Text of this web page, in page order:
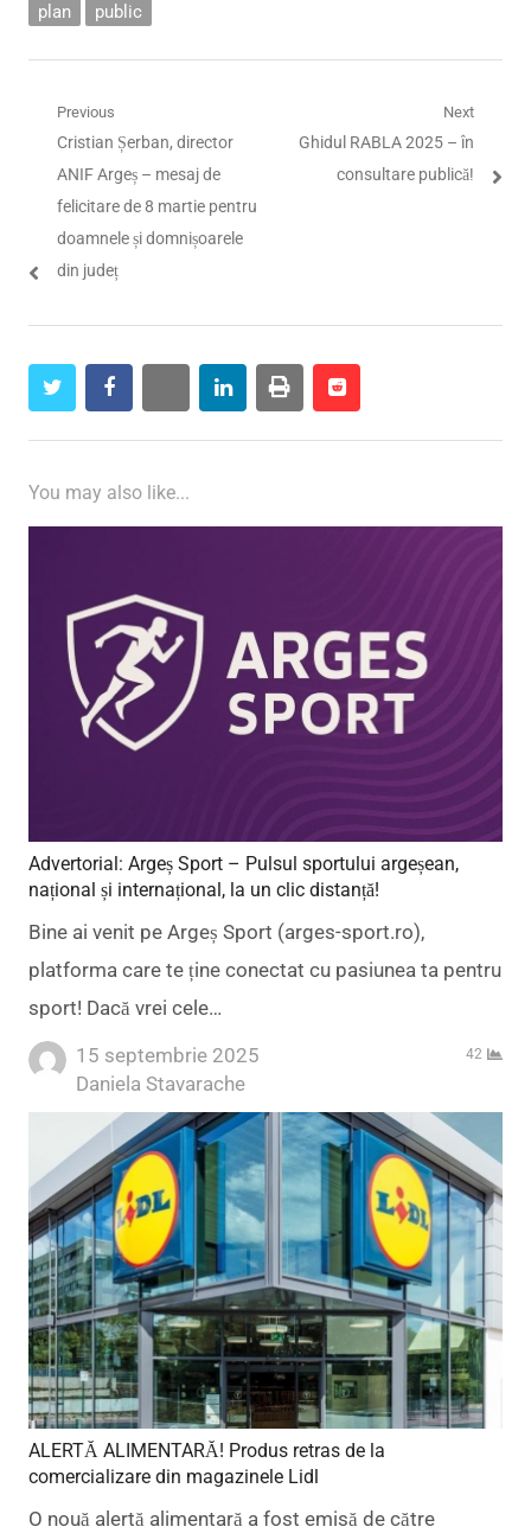
plan public
Navigare
articole
Previous
Previous
post:
Cristian Șerban, director
ANIF Argeș – mesaj de
felicitare de 8 martie pentru
doamnele și domnișoarele
din județ
Next
Next
post:
Ghidul RABLA 2025 – în
consultare publică!
twitterfacebookwhatsapplinkedinprint reddit
reddit
You may also like...
Advertorial: Argeș Sport – Pulsul sportului argeșean,
național și internațional, la un clic distanță!
Bine ai venit pe Argeș Sport (arges-sport.ro),
platforma care te ține conectat cu pasiunea ta pentru
sport! Dacă vrei cele…
15 septembrie 2025
Author
Daniela Stavarache
42
ALERTĂ ALIMENTARĂ! Produs retras de la
comercializare din magazinele Lidl
O nouă alertă alimentară a fost emisă de către